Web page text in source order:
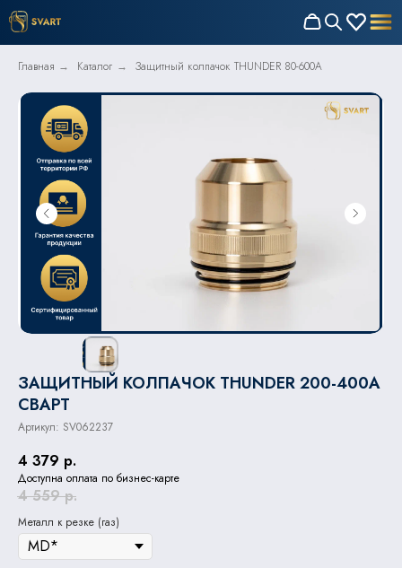
Главная → Каталог → Защитный колпачок THUNDER 80-600А
ЗАЩИТНЫЙ КОЛПАЧОК THUNDER 200-400А
СВАРТ
Артикул: SV062237
4 379 р.
Доступна оплата по бизнес-карте
4 559 р.
Металл к резке (газ)